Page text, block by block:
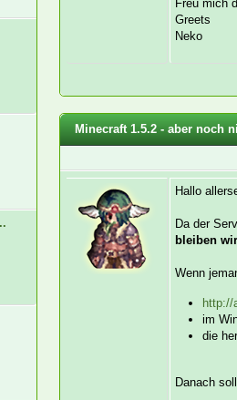
Freu mich
Greets
Neko
Minecraft 1.5.2 - aber noch
Hallo
Da der
bleiben
Wenn
http://
im
die
Danach